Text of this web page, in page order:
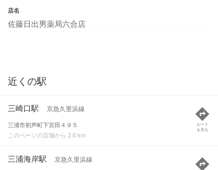
店名
佐藤日出男薬局六合店
近くの駅
三崎口駅 京急久里浜線
三浦市初声町下宮田４９５
このページの店舗から 2.6 km
ルート
を見る
三浦海岸駅 京急久里浜線